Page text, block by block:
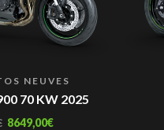
NEUVES
70 KW 2025
8649,00€